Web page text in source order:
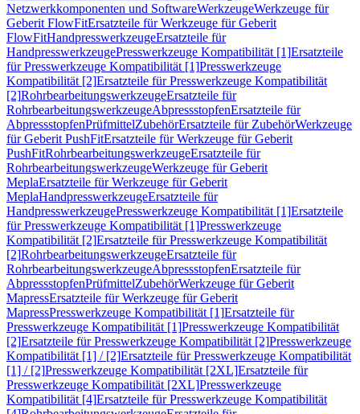
Netzwerkkomponenten und SoftwareWerkzeugeWerkzeuge für
Geberit FlowFitErsatzteile für Werkzeuge für Geberit
FlowFitHandpresswerkzeugeErsatzteile für
HandpresswerkzeugePresswerkzeuge Kompatibilität [1]Ersatzteile
für Presswerkzeuge Kompatibilität [1]Presswerkzeuge
Kompatibilität [2]Ersatzteile für Presswerkzeuge Kompatibilität
[2]RohrbearbeitungswerkzeugeErsatzteile für
RohrbearbeitungswerkzeugeAbpressstopfenErsatzteile für
AbpressstopfenPrüfmittelZubehörErsatzteile für ZubehörWerkzeuge
für Geberit PushFitErsatzteile für Werkzeuge für Geberit
PushFitRohrbearbeitungswerkzeugeErsatzteile für
RohrbearbeitungswerkzeugeWerkzeuge für Geberit
MeplaErsatzteile für Werkzeuge für Geberit
MeplaHandpresswerkzeugeErsatzteile für
HandpresswerkzeugePresswerkzeuge Kompatibilität [1]Ersatzteile
für Presswerkzeuge Kompatibilität [1]Presswerkzeuge
Kompatibilität [2]Ersatzteile für Presswerkzeuge Kompatibilität
[2]RohrbearbeitungswerkzeugeErsatzteile für
RohrbearbeitungswerkzeugeAbpressstopfenErsatzteile für
AbpressstopfenPrüfmittelZubehörWerkzeuge für Geberit
MapressErsatzteile für Werkzeuge für Geberit
MapressPresswerkzeuge Kompatibilität [1]Ersatzteile für
Presswerkzeuge Kompatibilität [1]Presswerkzeuge Kompatibilität
[2]Ersatzteile für Presswerkzeuge Kompatibilität [2]Presswerkzeuge
Kompatibilität [1] / [2]Ersatzteile für Presswerkzeuge Kompatibilität
[1] / [2]Presswerkzeuge Kompatibilität [2XL]Ersatzteile für
Presswerkzeuge Kompatibilität [2XL]Presswerkzeuge
Kompatibilität [4]Ersatzteile für Presswerkzeuge Kompatibilität